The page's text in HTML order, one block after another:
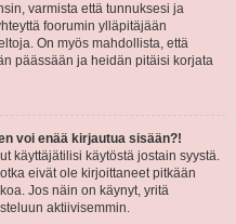
varmista että tunnuksesi ja
foorumin ylläpitäjään
On myös mahdollista, että
päässään ja heidän pitäisi korjata
voi enää kirjautua sisään?!
käyttäjätilisi käytöstä jostain syystä.
eivät ole kirjoittaneet pitkään
Jos näin on käynyt, yritä
aktiivisemmin.